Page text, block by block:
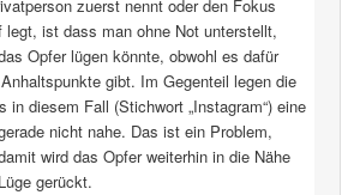
zuerst nennt oder den Fokus
legt, ist dass man ohne Not unterstellt,
Opfer lügen könnte, obwohl es dafür
gibt. Im Gegenteil legen die
in diesem Fall (Stichwort „Instagram“) eine
nicht nahe. Das ist ein Problem,
wird das Opfer weiterhin in die Nähe
gerückt.